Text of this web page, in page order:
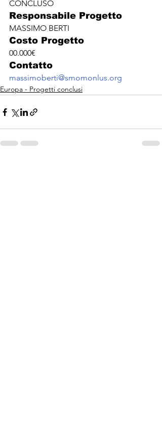
CONCLUSO
Responsabile Progetto
MASSIMO BERTI
Costo Progetto
00.000€
Contatto
massimoberti@smomonlus.org
Europa - Progetti conclusi